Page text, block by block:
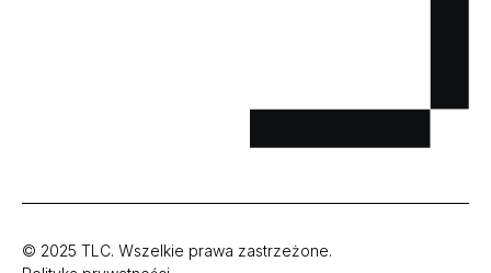
© 2025 TLC. Wszelkie prawa zastrzeżone.